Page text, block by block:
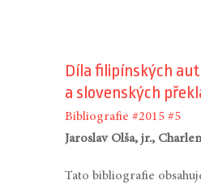
Díla filipínských
a slovenských
Bibliografie #2015 #5
Jaroslav Olša, jr.,
Tato bibliografie